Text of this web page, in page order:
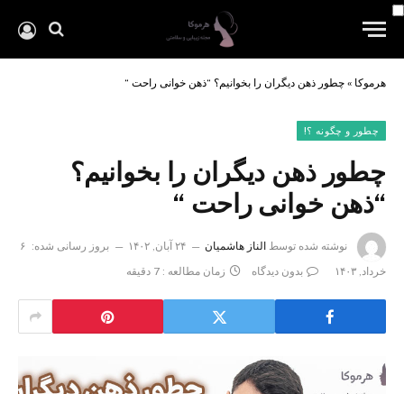
هرموکا » چطور ذهن دیگران را بخوانیم؟ “ذهن خوانی راحت “
چطور و چگونه ؟!
چطور ذهن دیگران را بخوانیم؟
“ذهن خوانی راحت “
نوشته شده توسط الناز هاشمیان ۲۴ آبان, ۱۴۰۲ بروز رسانی شده: ۶
خرداد, ۱۴۰۳
بدون دیدگاه زمان مطالعه : 7 دقیقه